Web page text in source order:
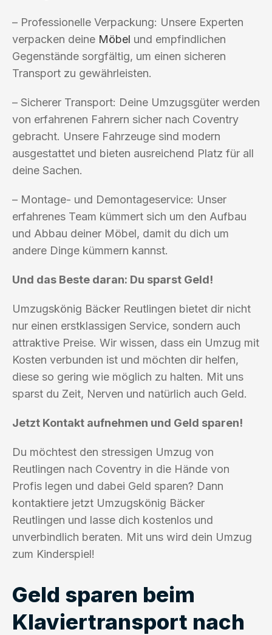
– Professionelle Verpackung: Unsere Experten
verpacken deine Möbel und empfindlichen
Gegenstände sorgfältig, um einen sicheren
Transport zu gewährleisten.
– Sicherer Transport: Deine Umzugsgüter werden
von erfahrenen Fahrern sicher nach Coventry
gebracht. Unsere Fahrzeuge sind modern
ausgestattet und bieten ausreichend Platz für all
deine Sachen.
– Montage- und Demontageservice: Unser
erfahrenes Team kümmert sich um den Aufbau
und Abbau deiner Möbel, damit du dich um
andere Dinge kümmern kannst.
Und das Beste daran: Du sparst Geld!
Umzugskönig Bäcker Reutlingen bietet dir nicht
nur einen erstklassigen Service, sondern auch
attraktive Preise. Wir wissen, dass ein Umzug mit
Kosten verbunden ist und möchten dir helfen,
diese so gering wie möglich zu halten. Mit uns
sparst du Zeit, Nerven und natürlich auch Geld.
Jetzt Kontakt aufnehmen und Geld sparen!
Du möchtest den stressigen Umzug von
Reutlingen nach Coventry in die Hände von
Profis legen und dabei Geld sparen? Dann
kontaktiere jetzt Umzugskönig Bäcker
Reutlingen und lasse dich kostenlos und
unverbindlich beraten. Mit uns wird dein Umzug
zum Kinderspiel!
Geld sparen beim
Klaviertransport nach